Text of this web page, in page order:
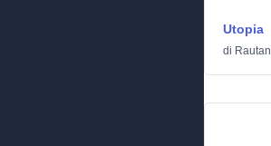
Utopia
di Rautan